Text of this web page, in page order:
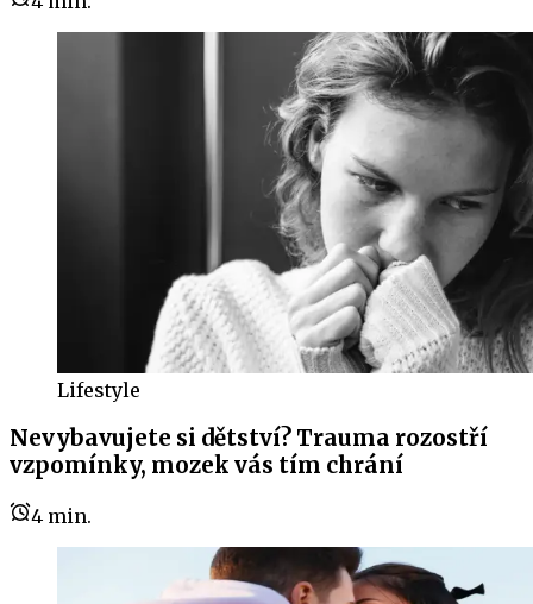
Lifestyle
Nevybavujete si dětství? Trauma rozostří
vzpomínky, mozek vás tím chrání
4 min.